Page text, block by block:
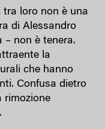
loro non è una
di Alessandro
– non è tenera.
la
che hanno
Confusa dietro
rimozione